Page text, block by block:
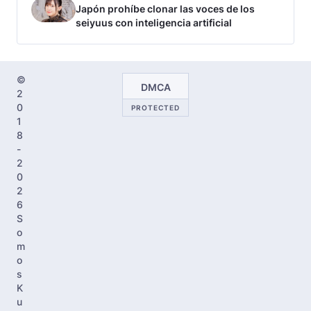
Japón prohíbe clonar las voces de los
seiyuus con inteligencia artificial
©
2
0
1
8
-
2
0
2
6
S
o
m
o
s
K
u
DMCA
PROTECTED